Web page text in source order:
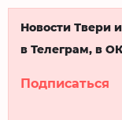
Новости Твери
в Телеграм, в
Подписаться